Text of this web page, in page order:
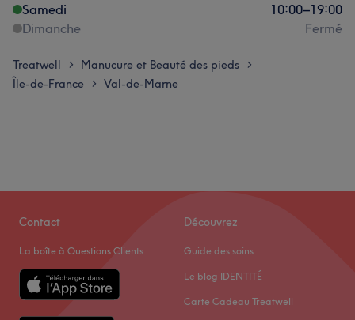
Samedi
10:00–19:00
Dimanche
Fermé
Treatwell > Manucure et Beauté des pieds >
Île-de-France > Val-de-Marne
Contact
La boîte à Questions Clients
Découvrez
Guide des soins
Le blog IDENTITÉ
Carte Cadeau Treatwell